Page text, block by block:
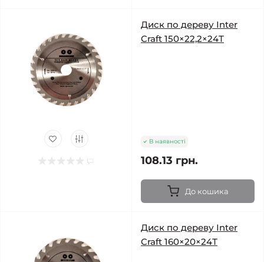
Диск по дереву Inter
Craft 150×22,2×24Т
В наявності
108.13 грн.
До кошика
Диск по дереву Inter
Craft 160×20×24Т